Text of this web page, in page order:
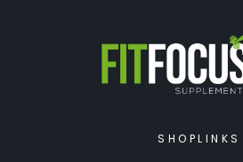
SHOPLINKS